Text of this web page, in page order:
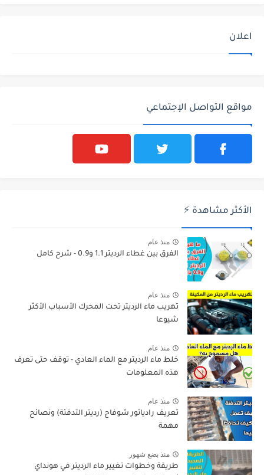
اعلان
مواقع التواصل الإجتماعي
الأكثر مشاهدة ⚡
منذ عام
الفرق بين غطاء الرديتر 1.1 و0.9 - شرح كامل
منذ عام
تهريب ماء الرديتر تحت المحرك الأسباب الأكثر
شيوعا
منذ عام
خلط ماء الرديتر مع الماء العادي - توقف حتى تعرف
هذه المعلومات
منذ عام
تعريف رادياتور شوفاج (رديتر التدفئة) ونصائح
مهمة
منذ بضع شهور
طريقة وخطوات تغيير ماء الرديتر في هونداي